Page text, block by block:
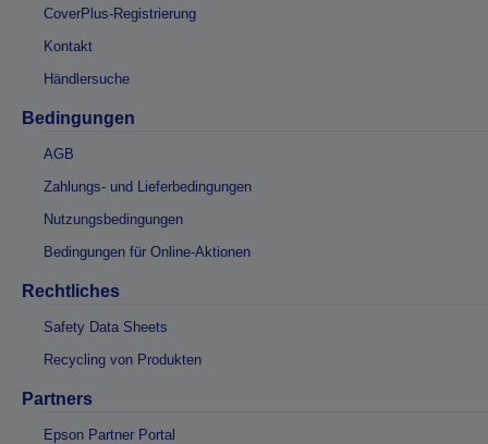
CoverPlus-Registrierung
Kontakt
Händlersuche
Bedingungen
AGB
Zahlungs- und Lieferbedingungen
Nutzungsbedingungen
Bedingungen für Online-Aktionen
Rechtliches
Safety Data Sheets
Recycling von Produkten
Partners
Epson Partner Portal